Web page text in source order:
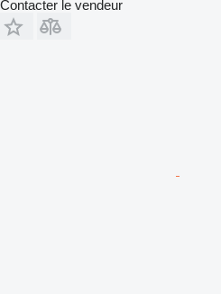
Contacter le vendeur